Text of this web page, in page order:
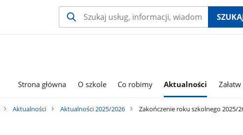
Strona główna O szkole Co robimy Aktualności
Aktualności Aktualności 2025/2026 Zakończenie roku szkolnego 2025/